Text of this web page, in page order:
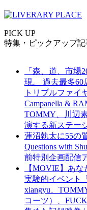
PICK UP
特集・ピックアップ記
「森、道、市場
現。 過去最多60
トリプルファイ
Campanella &
TOMMY、川辺
演する新ステー
蓮沼執太に55の
Questions with
前特別企画配信
【MOVIE】あ
実験的イベント
xiangyu、
コーツ）、